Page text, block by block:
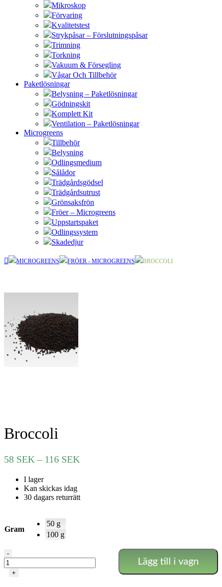
Mikroskop
Förvaring
Kvalitetstest
Strykpåsar – Förslutningspåsar
Trimning
Torkning
Vakuum & Försegling
Vågar Och Tillbehör
Paketlösningar
Belysning – Paketlösningar
Gödningskit
Komplett Kit
Ventilation – Paketlösningar
Microgreens
Tillbehör
Belysning
Odlingsmedium
Sålådor
Trädgårdsgödsel
Trädgårdsutrust
Grönsaksfrön
Fröer – Microgreens
Uppstartspaket
Odlingssystem
Skadedjur
MICROGREENS FRÖER - MICROGREENS BROCCOLI
Broccoli
58 SEK – 116 SEK
116 SEK
I lager
Kan skickas idag
30 dagars returrätt
Gram
50 g
100 g
Broccoli
mängd
-
+
Lägg till i vagn